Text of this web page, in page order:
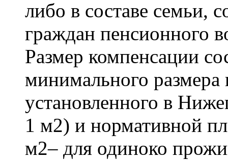
либо в составе семьи,
граждан пенсионного
Размер компенсации
минимального размера
установленного в
1 м2) и нормативной
м2– для одиноко